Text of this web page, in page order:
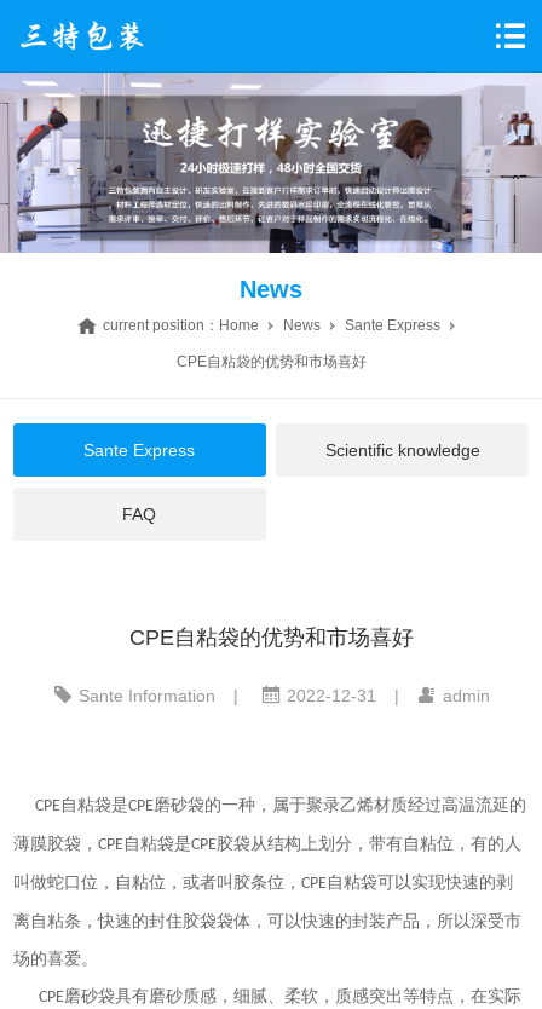
News
current position： Home News Sante Express
CPE自粘袋的优势和市场喜好
Sante Express Scientific knowledge
FAQ
CPE自粘袋的优势和市场喜好
Sante Information | 2022-12-31 | admin
CPE自粘袋是CPE磨砂袋的一种，属于聚录乙烯材质经过高温流延的
薄膜胶袋，CPE自粘袋是CPE胶袋从结构上划分，带有自粘位，有的人
叫做蛇口位，自粘位，或者叫胶条位，CPE自粘袋可以实现快速的剥
离自粘条，快速的封住胶袋袋体，可以快速的封装产品，所以深受市
场的喜爱。
CPE磨砂袋具有磨砂质感，细腻、柔软，质感突出等特点，在实际